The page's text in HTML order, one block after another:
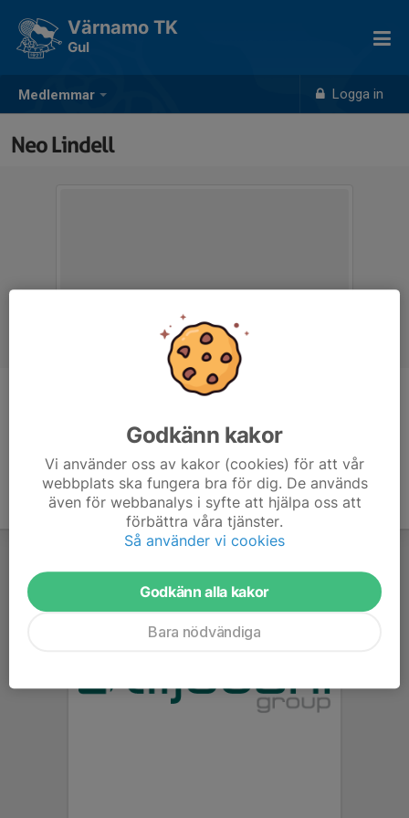
Medlemmar Logga in
Värnamo TK
Gul
Neo Lindell
Godkänn kakor
Vi använder oss av kakor (cookies) för att vår
webbplats ska fungera bra för dig. De används
även för webbanalys i syfte att hjälpa oss att
förbättra våra tjänster.
Så använder vi cookies
Godkänn alla kakor
Bara nödvändiga